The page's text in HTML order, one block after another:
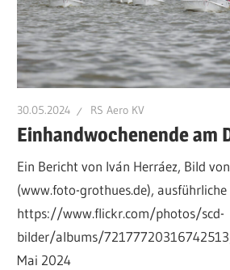
30.05.2024 RS Aero KV
Einhandwochenende am
Ein Bericht von Iván Herráez, Bild
(www.foto-grothues.de),
https://www.flickr.com/photos/scd-
bilder/albums/
Mai 2024